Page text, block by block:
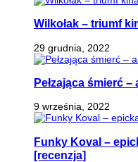
Wilkołak – triumf
29 grudnia, 2022
Pełzająca śmierć
9 września, 2022
Funky Koval –
[recenzja]